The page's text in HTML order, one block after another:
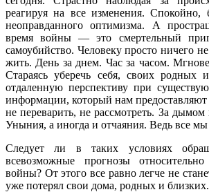
реагируя на все изменения.
неоправданного оптимизма. А
время войны — это смертельный
самоубийство. Человеку просто ничего
жить. День за днем. Час за часом.
Стараясь уберечь себя, своих родных
отдаленную перспективу при
информации, который нам предоставляют
не переварить, не рассмотреть. За
Уныния, а иногда и отчаяния. Ведь все
Следует ли в таких условиях
всевозможные прогнозы
войны? От этого все равно легче не
уже потерял свои дома, родных и